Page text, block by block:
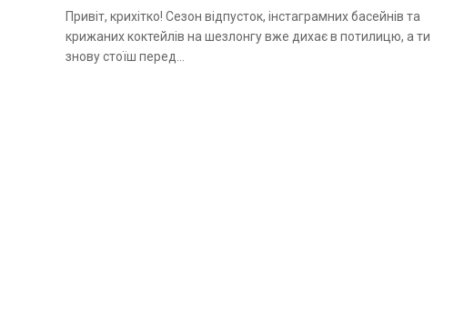
Привіт, крихітко! Сезон відпусток, інстаграмних басейнів та
крижаних коктейлів на шезлонгу вже дихає в потилицю, а ти
знову стоїш перед…